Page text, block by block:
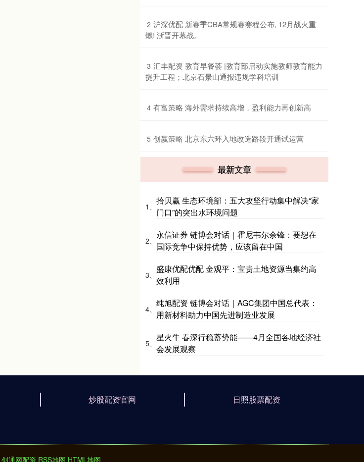
2 ​沪深优配 新赛季CBA常规赛赛程公布, 12月战火重
燃! 浙晋开幕战。
3 ​汇丰配资 教育早餐荟 |教育部启动实施教师教育能力
提升工程；北京石景山通报违规学科培训
4 ​有富策略 海外需求持续高增，盈利能力再创新高
5 ​创赢策略 北京东六环入地改造路段开通试运营
最新文章
1、
拾贝赢 生态环境部：五大攻坚行动集中解决“家
门口”的突出水环境问题
2、
永信证券 链博会对话｜霍尼韦尔余锋：要想在
国际竞争中保持优势，应该留在中国
3、
盛康优配优配 金观平：宝贵土地资源当集约高
效利用
4、
纯旭配资 链博会对话｜AGC集团中国总代表：
用新材料助力中国先进制造业发展
5、
星火牛 春深行稳蓄势能——4月全国各地经济社
会发展观察
炒股配资官网 日照股票配资
创通网配资 RSS地图 HTML地图